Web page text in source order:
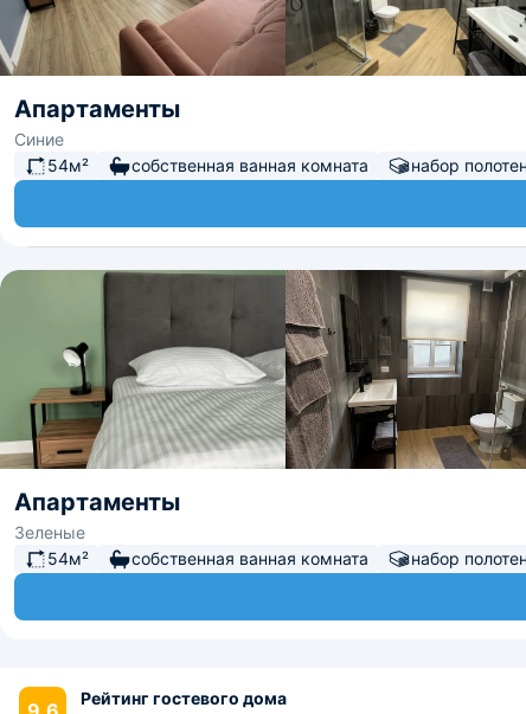
Апартаменты
Синие
54м²
собственная ванная комната набор
Апартаменты
Зеленые
54м²
собственная ванная комната набор
Рейтинг гостевого дома